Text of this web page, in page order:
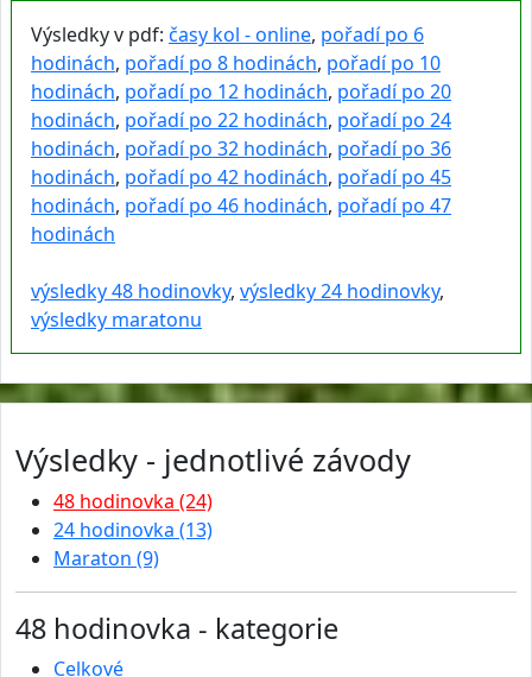
Výsledky v pdf: časy kol - online, pořadí po 6
hodinách, pořadí po 8 hodinách, pořadí po 10
hodinách, pořadí po 12 hodinách, pořadí po 20
hodinách, pořadí po 22 hodinách, pořadí po 24
hodinách, pořadí po 32 hodinách, pořadí po 36
hodinách, pořadí po 42 hodinách, pořadí po 45
hodinách, pořadí po 46 hodinách, pořadí po 47
hodinách
výsledky 48 hodinovky, výsledky 24 hodinovky,
výsledky maratonu
Výsledky - jednotlivé závody
48 hodinovka (24)
24 hodinovka (13)
Maraton (9)
48 hodinovka - kategorie
Celkové